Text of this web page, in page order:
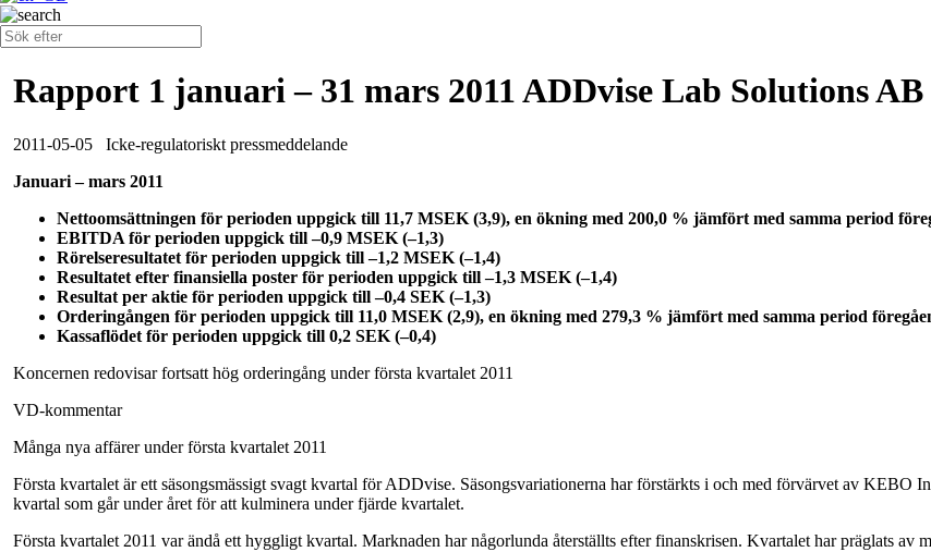
Rapport 1 januari – 31 mars 2011 ADDvise Lab Solutions
2011-05-05
Icke-regulatoriskt pressmeddelande
Januari – mars 2011
Nettoomsättningen för perioden uppgick till 11,7 MSEK (3,9), en ökning med 200,0 % jämfört med samma period
EBITDA för perioden uppgick till –0,9 MSEK (–1,3)
Rörelseresultatet för perioden uppgick till –1,2 MSEK (–1,4)
Resultatet efter finansiella poster för perioden uppgick till –1,3 MSEK (–1,4)
Resultat per aktie för perioden uppgick till –0,4 SEK (–1,3)
Orderingången för perioden uppgick till 11,0 MSEK (2,9), en ökning med 279,3 % jämfört med samma period
Kassaflödet för perioden uppgick till 0,2 SEK (–0,4)
Koncernen redovisar fortsatt hög orderingång under första kvartalet 2011
VD-kommentar
Många nya affärer under första kvartalet 2011
Första kvartalet är ett säsongsmässigt svagt kvartal för ADDvise. Säsongsvariationerna har förstärkts i och med förvärvet av KEBO
kvartal som går under året för att kulminera under fjärde kvartalet.
Första kvartalet 2011 var ändå ett hyggligt kvartal. Marknaden har någorlunda återställts efter finanskrisen. Kvartalet har präglats av